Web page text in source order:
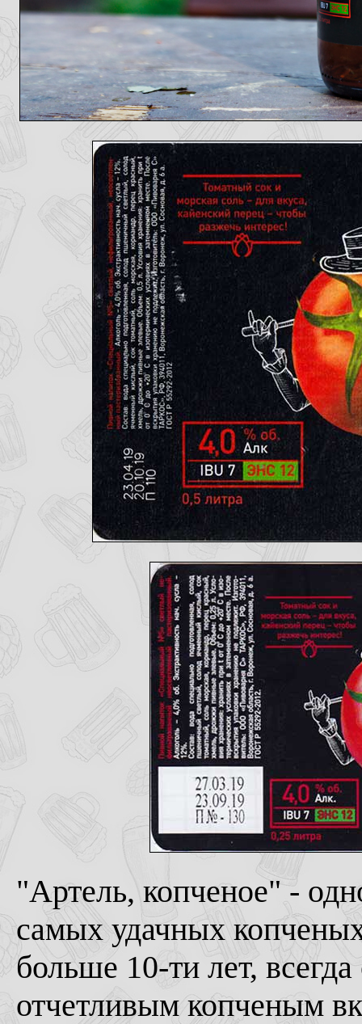
"Артель, копченое" -
самых удачных
больше 10-ти лет,
отчетливым копченым